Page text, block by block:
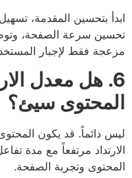
ابدأ بتحسين المقدمة،
تحسين سرعة الصفحة،
مزعجة فقط لإجبار
6. هل معدل
المحتوى سيئ؟
ليس دائماً. قد يكون
الارتداد مرتفعاً مع مدة
المحتوى وتجربة الصفحة.